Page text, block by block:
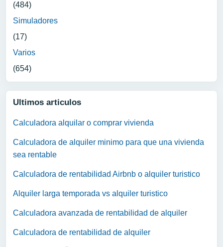
(484)
Simuladores
(17)
Varios
(654)
Ultimos articulos
Calculadora alquilar o comprar vivienda
Calculadora de alquiler minimo para que una vivienda
sea rentable
Calculadora de rentabilidad Airbnb o alquiler turistico
Alquiler larga temporada vs alquiler turistico
Calculadora avanzada de rentabilidad de alquiler
Calculadora de rentabilidad de alquiler